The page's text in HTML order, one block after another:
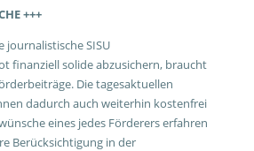
+++
journalistische SISU
finanziell solide abzusichern, braucht
Die tagesaktuellen
dadurch auch weiterhin kostenfrei
eines jedes Förderers erfahren
Berücksichtigung in der